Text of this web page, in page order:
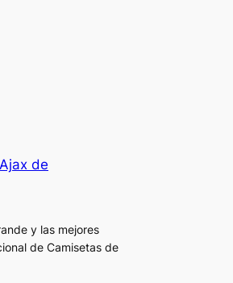
de
y las mejores
de Camisetas de